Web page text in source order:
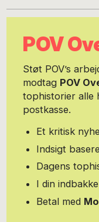
POV
Støt POV’s
modtag POV
tophistorier alle
postkasse.
Et kritisk
Indsigt
Dagens
I din indbakke
Betal med